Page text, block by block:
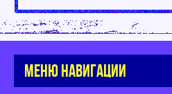
МЕНЮ НАВИГАЦИИ